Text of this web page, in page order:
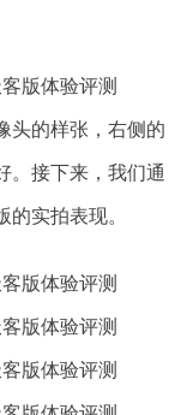
头的样张，右侧的
。接下来，我们通
实拍表现。